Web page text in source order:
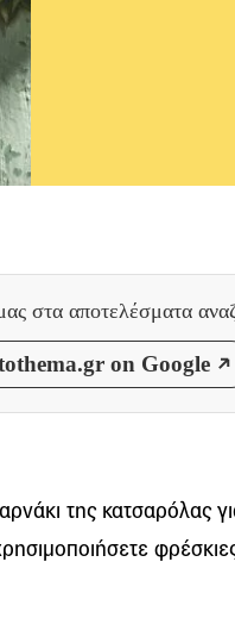
στα αποτελέσματα
on Google
της κατσαρόλας